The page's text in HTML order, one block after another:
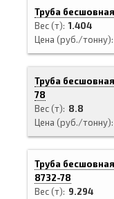
Труба
Вес (т) 1.404
Цена (руб./тонну)
Труба
78
Вес (т)
8.8
Цена (руб./тонну)
Труба
8732-78
Вес (т)
9.294